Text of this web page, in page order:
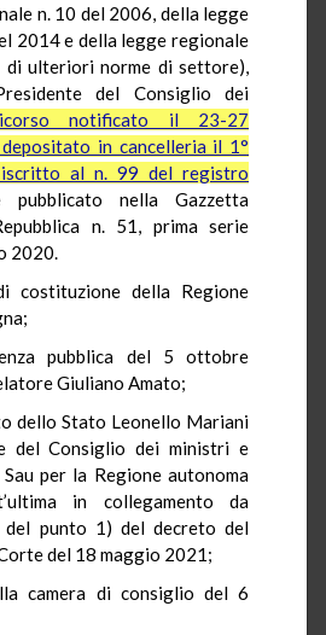
n. 10 del 2006, della legge
2014 e della legge regionale
di ulteriori norme di settore),
del Consiglio dei
notificato il 23-27
in cancelleria il 1°
iscritto al n. 99 del registro
pubblicato nella Gazzetta
n. 51, prima serie
2020.
costituzione della Regione
pubblica del 5 ottobre
Giuliano Amato;
dello Stato Leonello Mariani
del Consiglio dei ministri e
Sau per la Regione autonoma
in collegamento da
del punto 1) del decreto del
del 18 maggio 2021;
camera di consiglio del 6